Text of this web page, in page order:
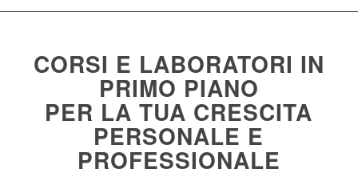
CORSI E LABORATORI IN
PRIMO PIANO
PER LA TUA CRESCITA
PERSONALE E
PROFESSIONALE